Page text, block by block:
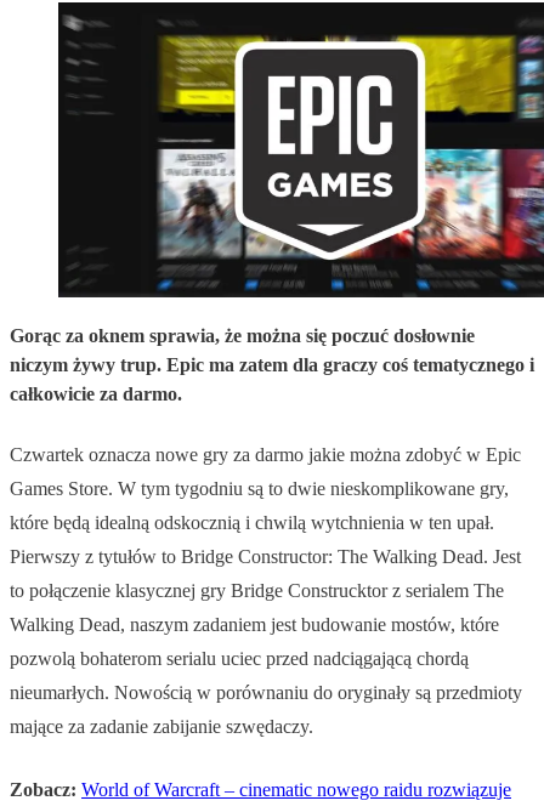
Gorąc za oknem sprawia, że można się poczuć dosłownie
niczym żywy trup. Epic ma zatem dla graczy coś tematycznego i
całkowicie za darmo.
Czwartek oznacza nowe gry za darmo jakie można zdobyć w Epic
Games Store. W tym tygodniu są to dwie nieskomplikowane gry,
które będą idealną odskocznią i chwilą wytchnienia w ten upał.
Pierwszy z tytułów to Bridge Constructor: The Walking Dead. Jest
to połączenie klasycznej gry Bridge Construcktor z serialem The
Walking Dead, naszym zadaniem jest budowanie mostów, które
pozwolą bohaterom serialu uciec przed nadciągającą chordą
nieumarłych. Nowością w porównaniu do oryginały są przedmioty
mające za zadanie zabijanie szwędaczy.
Zobacz: World of Warcraft – cinematic nowego raidu rozwiązuje